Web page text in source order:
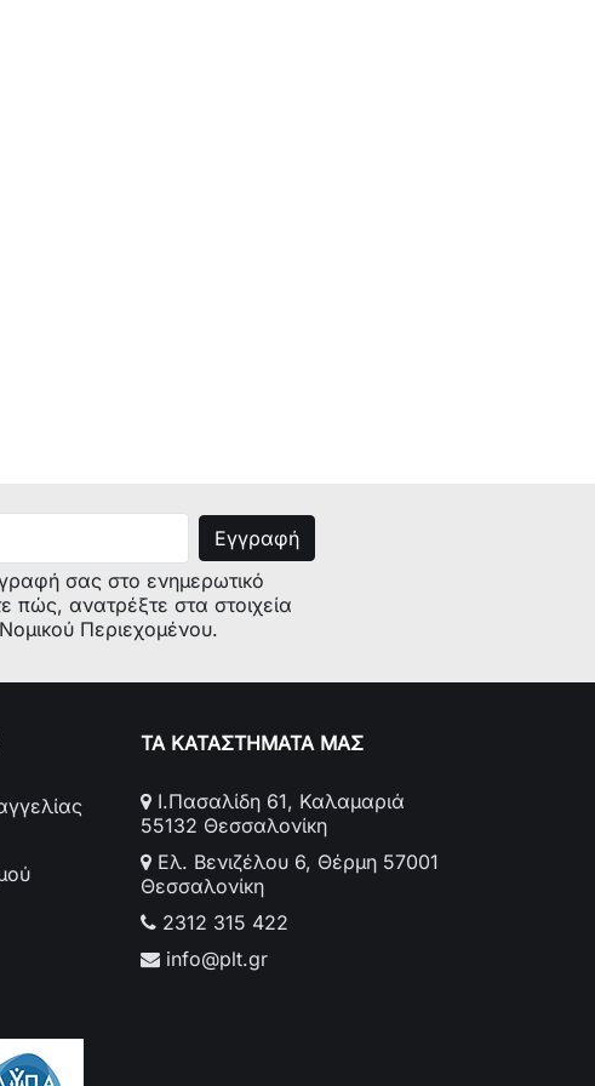
σας στο ενημερωτικό
πώς, ανατρέξτε στα στοιχεία
Περιεχομένου.
ΤΑ ΚΑΤΑΣΤΗΜΑΤΑ ΜΑΣ
Ι.Πασαλίδη 61, Καλαμαριά
55132 Θεσσαλονίκη
Ελ. Βενιζέλου 6, Θέρμη 57001
Θεσσαλονίκη
2312 315 422
info@plt.gr